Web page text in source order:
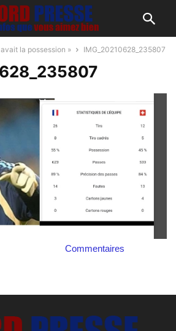
la possession » IMG_20210628_235807
Commentaires